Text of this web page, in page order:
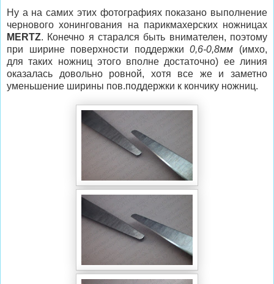
Ну а на самих этих фотографиях показано выполнение
чернового хонингования на парикмахерских ножницах
MERTZ. Конечно я старался быть внимателен, поэтому
при ширине поверхности поддержки0,6-0,8мм (имхо,
для таких ножниц этого вполне достаточно) ее линия
оказалась довольно ровной, хотя все же и заметно
уменьшение ширины пов.поддержки к кончику ножниц.